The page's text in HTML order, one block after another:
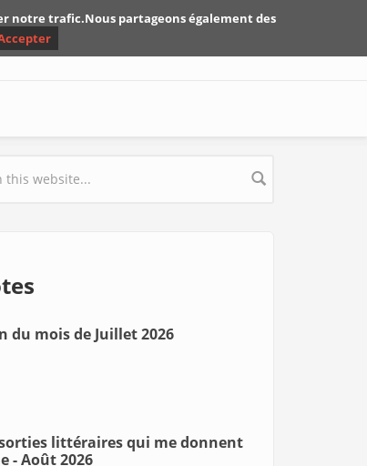
form
du mois de Juillet 2026
sorties littéraires qui me donnent
- Août 2026
notre trafic.Nous partageons également des